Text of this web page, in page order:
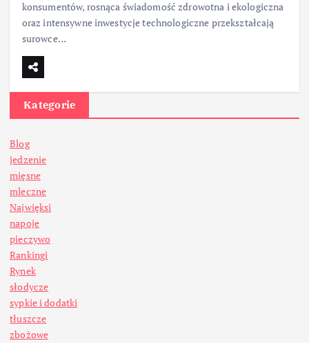
konsumentów, rosnąca świadomość zdrowotna i ekologiczna
oraz intensywne inwestycje technologiczne przekształcają
surowce…
Kategorie
Blog
jedzenie
mięsne
mleczne
Najwięksi
napoje
pieczywo
Rankingi
Rynek
słodycze
sypkie i dodatki
tłuszcze
zbożowe